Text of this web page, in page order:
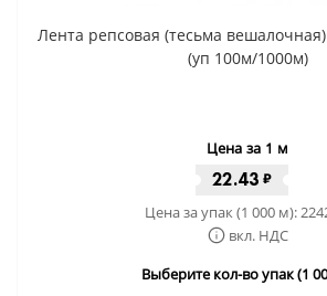
Лента репсовая (тесьма
(уп 100м/1000м)
Цена за 1 м
22.43 ₽
Цена за упак (1 000 м):
вкл. НДС
Выберите кол-во упак (1